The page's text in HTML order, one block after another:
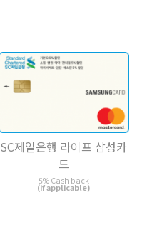
SC제일은행 라이프 삼성카
드
5% Cash back
(if applicable)